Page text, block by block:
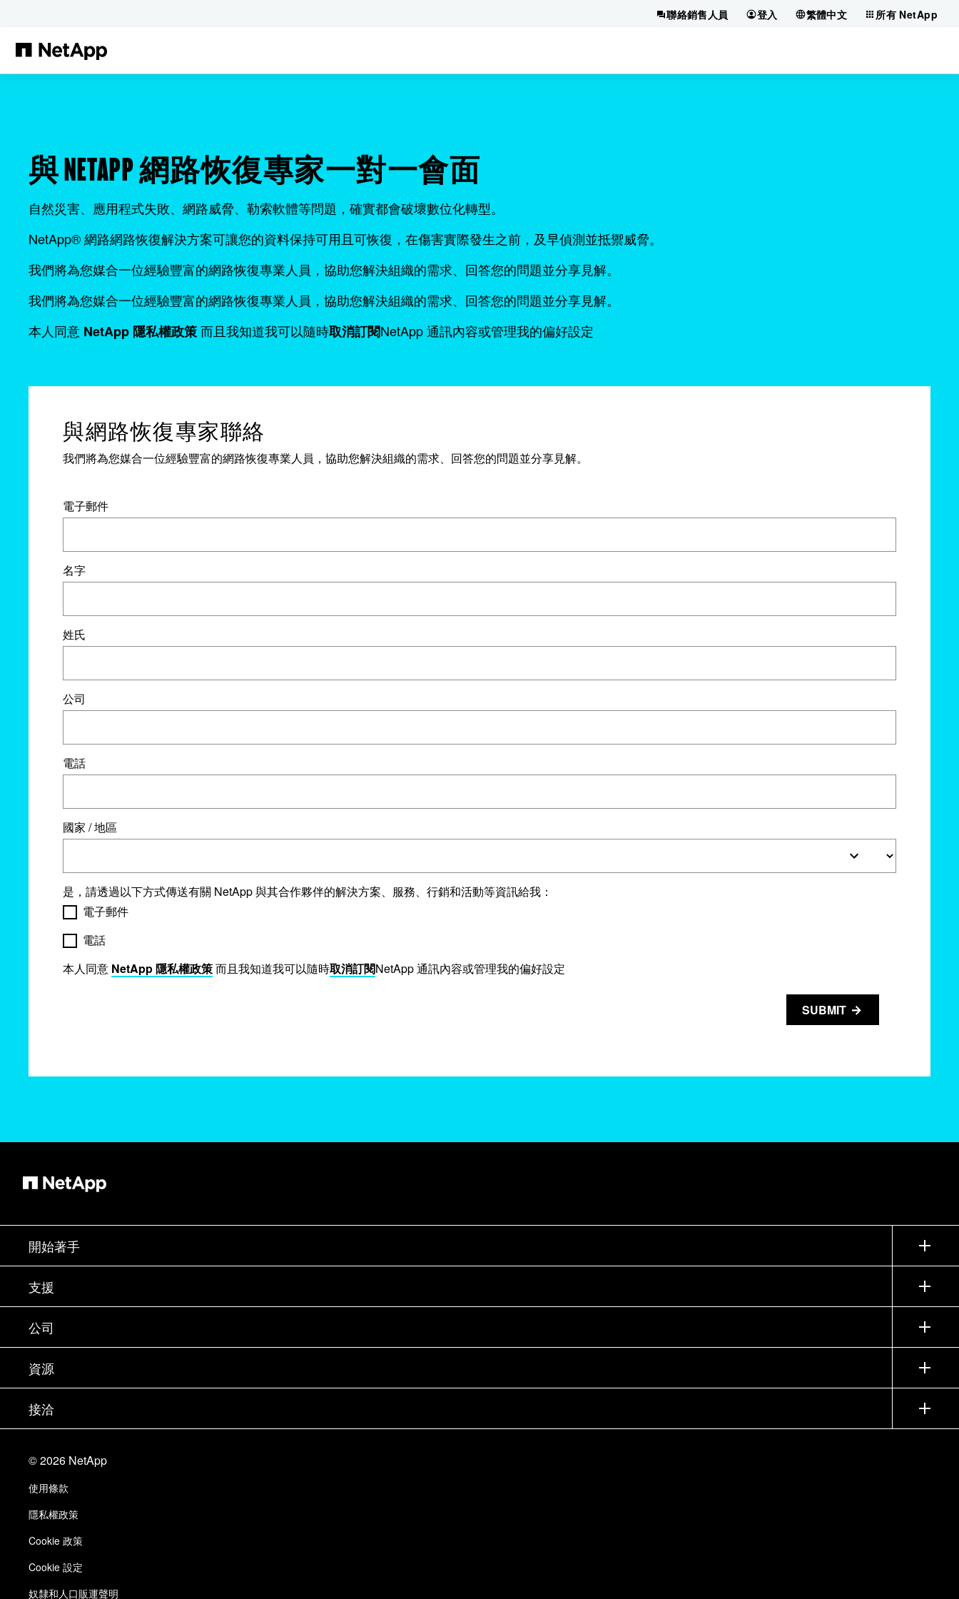
聯絡銷售人員 登入 繁體中文 所有 NetApp
與 NETAPP 網路恢復專家一對一會面
自然災害、應用程式失敗、網路威脅、勒索軟體等問題，確實都會破壞數位化轉型。
NetApp®️ 網路網路恢復解決方案可讓您的資料保持可用且可恢復，在傷害實際發生之前，及早偵測並抵禦威脅。
我們將為您媒合一位經驗豐富的網路恢復專業人員，協助您解決組織的需求、回答您的問題並分享見解。
我們將為您媒合一位經驗豐富的網路恢復專業人員，協助您解決組織的需求、回答您的問題並分享見解。
本人同意 NetApp 隱私權政策而且我知道我可以隨時取消訂閱NetApp 通訊內容或管理我的偏好設定
與網路恢復專家聯絡
我們將為您媒合一位經驗豐富的網路恢復專業人員，協助您解決組織的需求、回答您的問題並分享見解。
電子郵件
名字
姓氏
公司
電話
國家 / 地區
是，請透過以下方式傳送有關 NetApp 與其合作夥伴的解決方案、服務、行銷和活動等資訊給我：
電子郵件
電話
本人同意 NetApp 隱私權政策而且我知道我可以隨時取消訂閱NetApp 通訊內容或管理我的偏好設定
SUBMIT
開始著手
如何購買
聯絡銷售人員
尋找合作夥伴
試用產品
執行簡報
產品（依英文字母順序排列）
支援
支援
訓練
說明文件
知識庫
社群
公司
公司
合作夥伴
工作機會
信任中心
責任與永續
品質認證
NetApp Instaclustr
資源
新聞
活動
部落格
客戶使用經驗
客戶成功案例
接洽
網站意見反應
存取性
電子郵件訂閱
©2026 NetApp
使用條款
隱私權政策
Cookie 政策
Cookie 設定
奴隸和人口販運聲明